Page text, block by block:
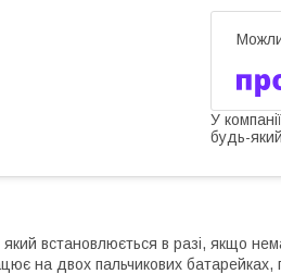
У
будь-
встановлюється в разі, якщо
на двох пальчикових батарейках,